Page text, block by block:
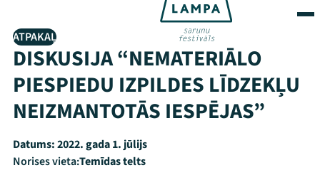
ATPAKAĻ
DISKUSIJA “NEMATERIĀLO
PIESPIEDU IZPILDES LĪDZEKĻU
NEIZMANTOTĀS IESPĒJAS”
Datums:2022. gada 1. jūlijs
Norises vieta:Temīdas telts